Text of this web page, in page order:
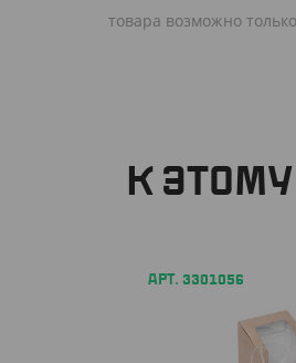
товара возможно
К
АРТ. 3301056